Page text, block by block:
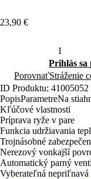
23,90 €
Prihlás sa
PorovnaťStráženie
ID Produktu: 41005052
PopisParametreNa
Kľúčové vlastnosti
Príprava ryže v pare
Funkcia udržiavania
Trojnásobné
Nerezový vonkajší
Automatický parný
Vyberateľná nepriľnavá